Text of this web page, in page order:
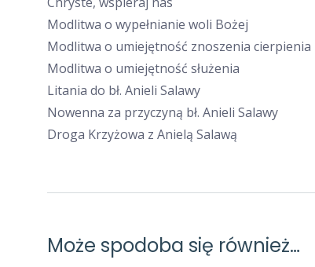
Modlitwa o wypełnianie woli Bożej
Modlitwa o umiejętność znoszenia cierpienia
Modlitwa o umiejętność służenia
Litania do bł. Anieli Salawy
Nowenna za przyczyną bł. Anieli Salawy
Droga Krzyżowa z Anielą Salawą
Może spodoba się również…